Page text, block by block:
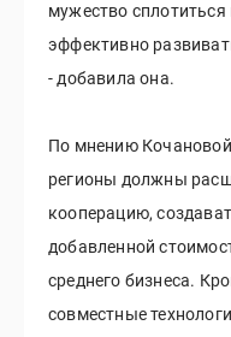
мужество сплотиться
эффективно
- добавила она.
По мнению
регионы должны
кооперацию,
добавленной
среднего бизнеса.
совместные